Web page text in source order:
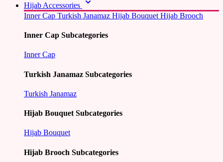
Hijab Accessories
Inner Cap Turkish Janamaz Hijab Bouquet Hijab Brooch
Inner Cap Subcategories
Inner Cap
Turkish Janamaz Subcategories
Turkish Janamaz
Hijab Bouquet Subcategories
Hijab Bouquet
Hijab Brooch Subcategories